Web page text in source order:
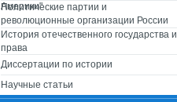
Америки"
Политические партии и
революционные организации России
История отечественного государства и
права
Диссертации по истории
Научные статьи